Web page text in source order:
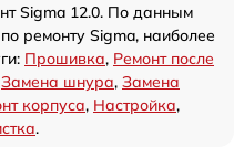
Sigma 12.0. По данным
ремонту Sigma, наиболее
Прошивка, Ремонт после
Замена шнура, Замена
корпуса, Настройка,
.